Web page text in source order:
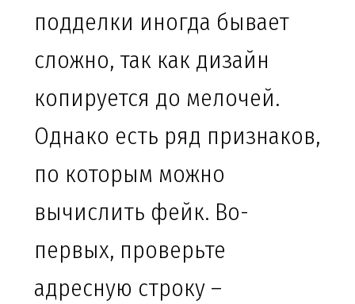
подделки иногда бывает
сложно, так как дизайн
копируется до мелочей.
Однако есть ряд признаков,
по которым можно
вычислить фейк. Во-
первых, проверьте
адресную строку –